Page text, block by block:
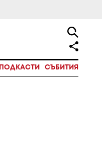
ПОДКАСТИ СЪБИТИЯ